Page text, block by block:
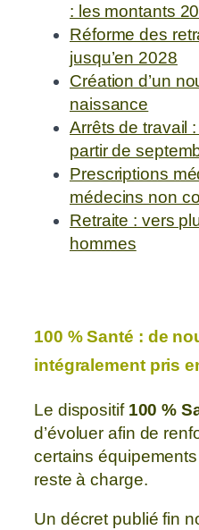
: les montants
Réforme des
jusqu’en 2028
Création d’un
naissance
Arrêts de travail
partir de
Prescriptions
médecins non
Retraite : vers
hommes
100 % Santé : de
intégralement pris
Le dispositif 100 %
d’évoluer afin de
certains
reste à charge.
Un décret publié fin